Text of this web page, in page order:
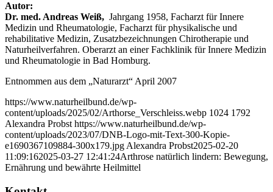
Autor:
Dr. med. Andreas Weiß, Jahrgang 1958, Facharzt für Innere
Medizin und Rheumatologie, Facharzt für physikalische und
rehabilitative Medizin, Zusatzbezeichnungen Chirotherapie und
Naturheilverfahren. Oberarzt an einer Fachklinik für Innere Medizin
und Rheumatologie in Bad Homburg.
Entnommen aus dem „Naturarzt“ April 2007
https://www.naturheilbund.de/wp-
content/uploads/2025/02/Arthorse_Verschleiss.webp 1024 1792
Alexandra Probst https://www.naturheilbund.de/wp-
content/uploads/2023/07/DNB-Logo-mit-Text-300-Kopie-
e1690367109884-300x179.jpg Alexandra Probst2025-02-20
11:09:162025-03-27 12:41:24Arthrose natürlich lindern: Bewegung,
Ernährung und bewährte Heilmittel